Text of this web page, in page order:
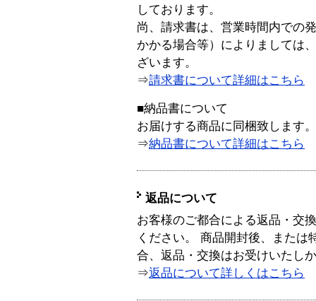
しております。
尚、請求書は、営業時間内での
かかる場合等）によりましては
ざいます。
⇒請求書について詳細はこちら
■納品書について
お届けする商品に同梱致します。
⇒納品書について詳細はこちら
返品について
お客様のご都合による返品・交
ください。 商品開封後、または
合、返品・交換はお受けいたし
⇒返品について詳しくはこちら